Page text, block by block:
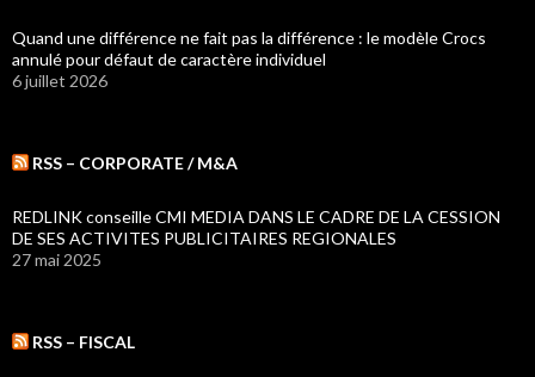
Quand une différence ne fait pas la différence : le modèle Crocs
annulé pour défaut de caractère individuel
6 juillet 2026
RSS – CORPORATE / M&A
REDLINK conseille CMI MEDIA DANS LE CADRE DE LA CESSION
DE SES ACTIVITES PUBLICITAIRES REGIONALES
27 mai 2025
RSS – FISCAL